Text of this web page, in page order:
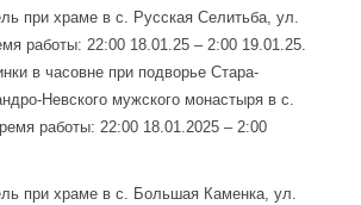
при храме в с. Русская Селитьба, ул.
работы: 22:00 18.01.25 – 2:00 19.01.25.
в часовне при подворье Стара-
Невского мужского монастыря в с.
работы: 22:00 18.01.2025 – 2:00
при храме в с. Большая Каменка, ул.